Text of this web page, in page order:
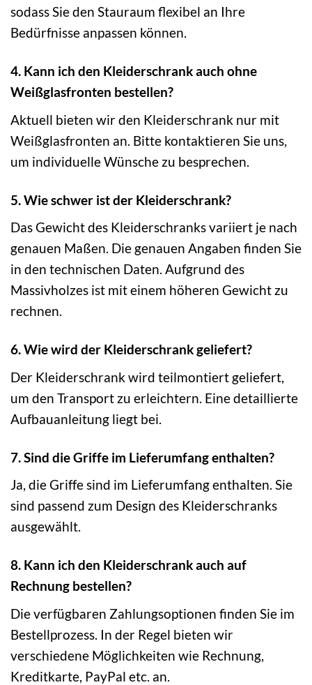
sodass Sie den Stauraum flexibel an Ihre
Bedürfnisse anpassen können.
4. Kann ich den Kleiderschrank auch ohne
Weißglasfronten bestellen?
Aktuell bieten wir den Kleiderschrank nur mit
Weißglasfronten an. Bitte kontaktieren Sie uns,
um individuelle Wünsche zu besprechen.
5. Wie schwer ist der Kleiderschrank?
Das Gewicht des Kleiderschranks variiert je nach
genauen Maßen. Die genauen Angaben finden Sie
in den technischen Daten. Aufgrund des
Massivholzes ist mit einem höheren Gewicht zu
rechnen.
6. Wie wird der Kleiderschrank geliefert?
Der Kleiderschrank wird teilmontiert geliefert,
um den Transport zu erleichtern. Eine detaillierte
Aufbauanleitung liegt bei.
7. Sind die Griffe im Lieferumfang enthalten?
Ja, die Griffe sind im Lieferumfang enthalten. Sie
sind passend zum Design des Kleiderschranks
ausgewählt.
8. Kann ich den Kleiderschrank auch auf
Rechnung bestellen?
Die verfügbaren Zahlungsoptionen finden Sie im
Bestellprozess. In der Regel bieten wir
verschiedene Möglichkeiten wie Rechnung,
Kreditkarte, PayPal etc. an.